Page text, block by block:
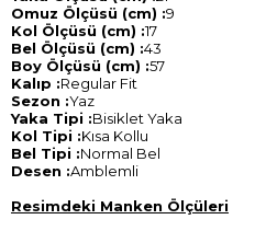
Omuz Ölçüsü (cm) :9
Kol Ölçüsü (cm) :17
Bel Ölçüsü (cm) :43
Boy Ölçüsü (cm) :57
Kalıp :Regular Fit
Sezon :Yaz
Yaka Tipi :Bisiklet Yaka
Kol Tipi :Kısa Kollu
Bel Tipi :Normal Bel
Desen :Amblemli
Resimdeki Manken Ölçüleri